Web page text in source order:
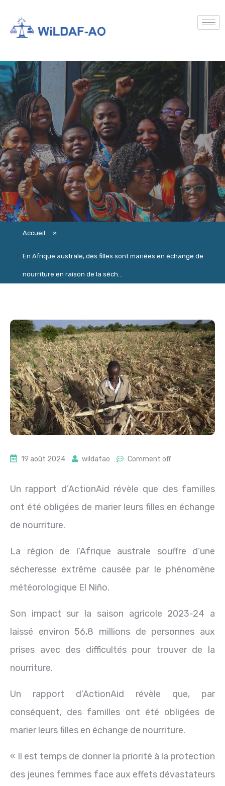
Accueil »
En Afrique australe, des filles sont mariées en échange de
nourriture en raison de la séch...
19 août 2024 wildafao Comment off
Un rapport d’ActionAid révèle que des familles
ont été obligées de marier leurs filles en échange
de nourriture.
La région de l’Afrique australe souffre d’une
sécheresse extrême causée par le phénomène
météorologique El Niño.
Son impact sur la saison agricole 2023-24 a
laissé environ 56,8 millions de personnes aux
prises avec des difficultés pour trouver de la
nourriture.
Un rapport d’ActionAid révèle que, par
conséquent, des familles ont été obligées de
marier leurs filles en échange de nourriture.
« Il est temps de donner la priorité à la protection
des jeunes femmes face aux effets dévastateurs